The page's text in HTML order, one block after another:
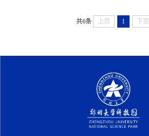
共6条 上页 1 下页